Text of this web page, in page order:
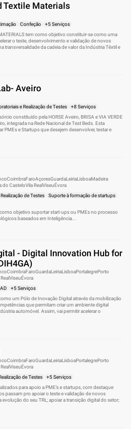
Textile Materials
Confeção
+5 Serviços
tem como objetivo constituir-se como uma
o teste, desenvolvimento e validação de novos
transversalidade da cadeia de valor da Indústria Têxtil e
Aveiro
e Realização de Testes
+8 Serviços
constituído pela HORSE Aveiro, BRISA e VIA VERDE
integrada na Rede Nacional de Test Beds. Esta
PMEs e Startups que desejem desenvolver, testar e
CoimbraFaroAçoresGuardaLeiriaLisboaMadeira
do CasteloVila RealViseuÉvora
de Testes
Suporte à formação de startups
objetivo suportar start-ups ou PMEs no processo
baseados em Inteligência...
- Digital Innovation Hub for
CoimbraFaroGuardaLeiriaLisboaPortalegrePorto
ViseuÉvora
+5 Serviços
um Pólo de Inovação Digital através da mobilização
que permitam criar um ambiente digital
automóvel. Assim, vai permitir acelerar o
CoimbraFaroGuardaLeiriaLisboaPortalegrePorto
ViseuÉvora
de Testes
+5 Serviços
para apoio a PME’s e startups, com destaque
passam pro apoiar o teste e validação de novos
do seu TRL; apoiar a transição digital do setor;